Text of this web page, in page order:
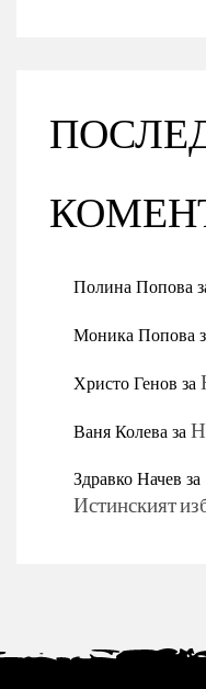
Полина Попова
Моника Попова
Христо Геновза
Ваня Колеваза
Здравко Начевза
Истинският